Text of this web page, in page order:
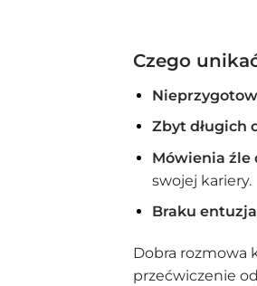
Czego
Zbyt długich
Mówienia źle
swojej kariery.
Braku
Dobra rozmowa
przećwiczenie